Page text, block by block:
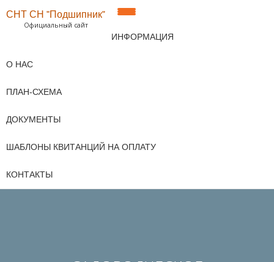
Перейти
ПОКАЗАТЬ/
СНТ СН "Подшипник"
Официальный сайт
ИНФОРМАЦИЯ
О НАС
ПЛАН-СХЕМА
ДОКУМЕНТЫ
ШАБЛОНЫ КВИТАНЦИЙ НА ОПЛАТУ
КОНТАКТЫ